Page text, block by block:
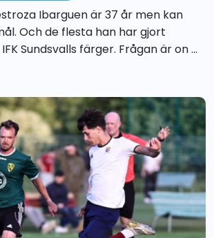
Ibarguen är 37 år men kan
Och de flesta han har gjort
Sundsvalls färger. Frågan är on ...